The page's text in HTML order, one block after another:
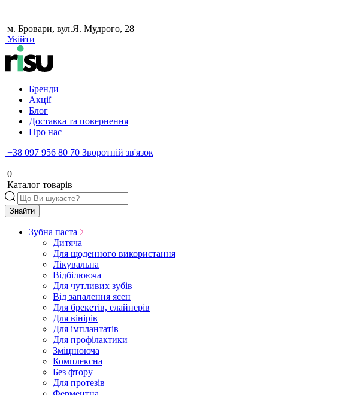
м. Бровари, вул.Я. Мудрого, 28
Увійти
Бренди
Акції
Блог
Доставка та повернення
Про нас
+38 097 956 80 70 Зворотній зв'язок
0
Каталог товарів
Знайти
Зубна паста
Дитяча
Для щоденного використання
Лікувальна
Відбілююча
Для чутливих зубів
Від запалення ясен
Для брекетів, елайнерів
Для вінірів
Для імплантатів
Для профілактики
Зміцнююча
Комплексна
Без фтору
Для протезів